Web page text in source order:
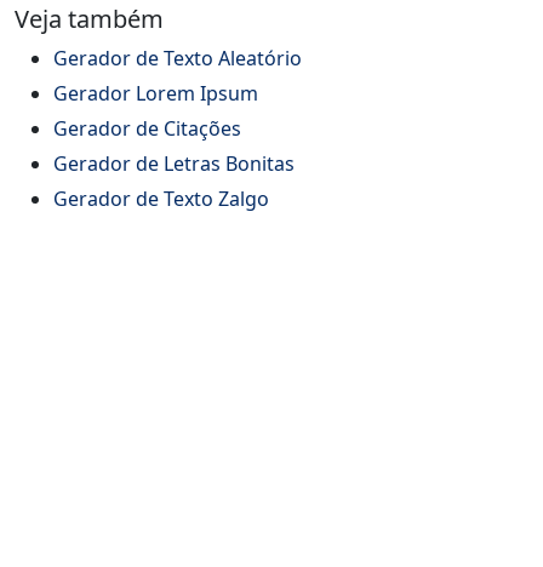
Veja também
Gerador de Texto Aleatório
Gerador Lorem Ipsum
Gerador de Citações
Gerador de Letras Bonitas
Gerador de Texto Zalgo